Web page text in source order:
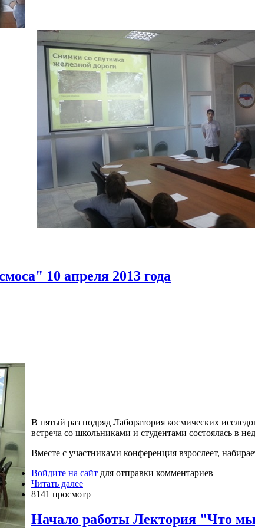
10 апреля 2013 года
В пятый раз подряд Лаборатория космических
встреча со школьниками и студентами состоялась в
Вместе с участниками конференция взрослеет,
Войдите на сайт для отправки комментариев
Читать далее
8141 просмотр
Начало работы Лектория "Что